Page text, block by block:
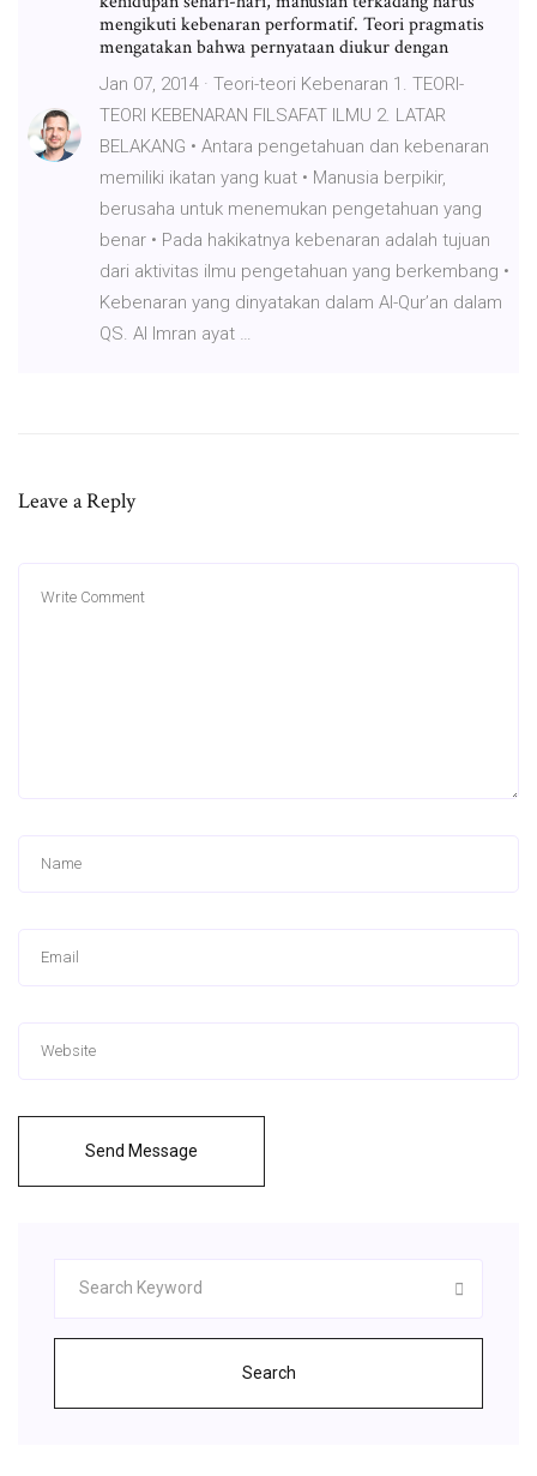
mengikuti kebenaran performatif. Teori pragmatis
mengatakan bahwa pernyataan diukur dengan
Jan 07, 2014 · Teori-teori Kebenaran 1. TEORI-
TEORI KEBENARAN FILSAFAT ILMU 2. LATAR
BELAKANG • Antara pengetahuan dan kebenaran
memiliki ikatan yang kuat • Manusia berpikir,
berusaha untuk menemukan pengetahuan yang
benar • Pada hakikatnya kebenaran adalah tujuan
dari aktivitas ilmu pengetahuan yang berkembang •
Kebenaran yang dinyatakan dalam Al-Qur’an dalam
QS. Al Imran ayat …
Leave a Reply
Send Message
Search